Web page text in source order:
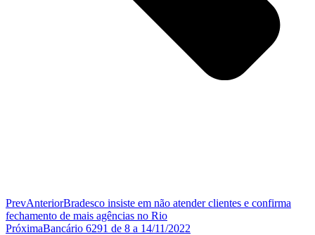
PrevAnteriorBradesco insiste em não atender clientes e confirma
fechamento de mais agências no Rio
PróximaBancário 6291 de 8 a 14/11/2022